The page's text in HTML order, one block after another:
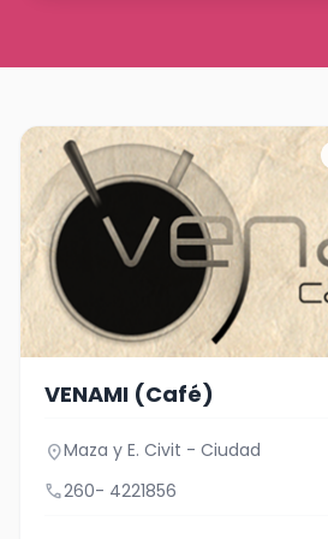
VENAMI (Café)
location_onMaza y E. Civit - Ciudad
call260- 4221856